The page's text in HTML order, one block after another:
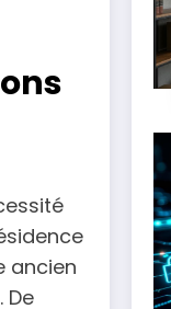
ancien
De